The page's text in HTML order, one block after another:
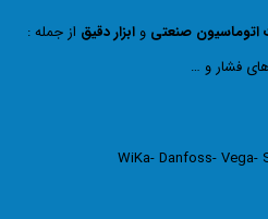
اتوماسیون صنعتی و ابزار دقیق از جمله :
فشار و …
WiKa- Danfoss- Vega-